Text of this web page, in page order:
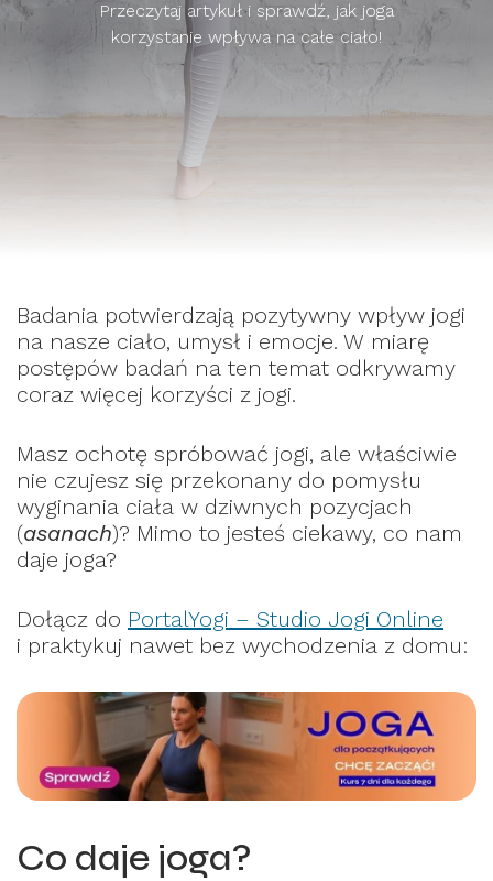
Przeczytaj artykuł i sprawdź, jak joga
korzystanie wpływa na całe ciało!
Badania potwierdzają pozytywny wpływ jogi
na nasze ciało, umysł i emocje. W miarę
postępów badań na ten temat odkrywamy
coraz więcej korzyści z jogi.
Masz ochotę spróbować jogi, ale właściwie
nie czujesz się przekonany do pomysłu
wyginania ciała w dziwnych pozycjach
(asanach)? Mimo to jesteś ciekawy, co nam
daje joga?
Dołącz do PortalYogi – Studio Jogi Online
i praktykuj nawet bez wychodzenia z domu:
Co daje joga?